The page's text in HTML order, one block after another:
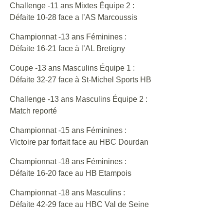
Challenge -11 ans Mixtes Équipe 2 :
Défaite 10-28 face a l’AS Marcoussis
Championnat -13 ans Féminines :
Défaite 16-21 face à l’AL Bretigny
Coupe -13 ans Masculins Équipe 1 :
Défaite 32-27 face à St-Michel Sports HB
Challenge -13 ans Masculins Équipe 2 :
Match reporté
Championnat -15 ans Féminines :
Victoire par forfait face au HBC Dourdan
Championnat -18 ans Féminines :
Défaite 16-20 face au HB Etampois
Championnat -18 ans Masculins :
Défaite 42-29 face au HBC Val de Seine